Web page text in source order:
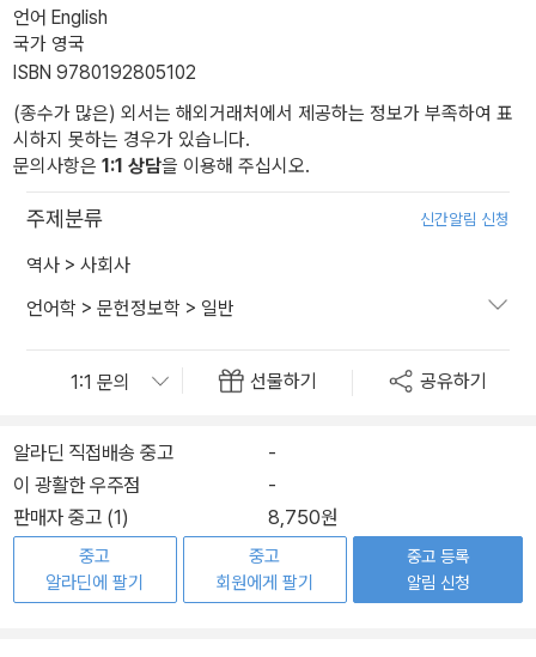
언어 English
국가 영국
ISBN 9780192805102
(종수가 많은) 외서는 해외거래처에서 제공하는 정보가 부족하여 표
시하지 못하는 경우가 있습니다.
문의사항은 1:1 상담을 이용해 주십시오.
주제분류 신간알림 신청
역사 > 사회사
언어학 > 문헌정보학 > 일반
선물하기 공유하기
알라딘 직접배송 중고
-
이 광활한 우주점
-
판매자 중고 (1)
8,750원
중고
알라딘에 팔기
중고
회원에게 팔기
중고 등록
알림 신청